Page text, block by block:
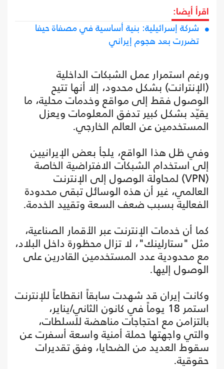
اقرأ أيضا:
شركة إسرائيلية: بنية أساسية في مصفاة حيفا
تضررت بعد هجوم إيراني
ورغم استمرار عمل الشبكات الداخلية
(الإنترانت) بشكل محدود، إلا أنها تتيح
الوصول فقط إلى مواقع وخدمات محلية، ما
يقيّد بشكل كبير تدفق المعلومات ويعزل
المستخدمين عن العالم الخارجي.
وفي ظل هذا الواقع، يلجأ بعض الإيرانيين
إلى استخدام الشبكات الافتراضية الخاصة
(VPN) لمحاولة الوصول إلى الإنترنت
العالمي، غير أن هذه الوسائل تبقى محدودة
الفعالية بسبب ضعف السعة وتقييد الخدمة.
كما أن خدمات الإنترنت عبر الأقمار الصناعية،
مثل "ستارلينك"، لا تزال محظورة داخل البلاد،
مع محدودية عدد المستخدمين القادرين على
الوصول إليها.
وكانت إيران قد شهدت سابقاً انقطاعاً للإنترنت
استمر 18 يوماً في كانون الثاني/يناير،
بالتزامن مع احتجاجات مناهضة للسلطات،
والتي واجهتها حملة أمنية واسعة أسفرت عن
سقوط العديد من الضحايا، وفق تقديرات
حقوقية.